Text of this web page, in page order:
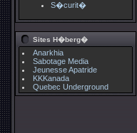
S�curit�
Sites H�berg�
Anarkhia
Sabotage Media
Jeunesse Apatride
KKKanada
Quebec Underground